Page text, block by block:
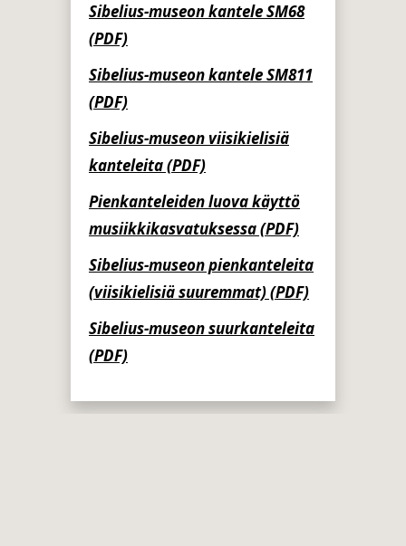
Sibelius-museon kantele SM68
(PDF)
Sibelius-museon kantele SM811
(PDF)
Sibelius-museon viisikielisiä
kanteleita (PDF)
Pienkanteleiden luova käyttö
musiikkikasvatuksessa (PDF)
Sibelius-museon pienkanteleita
(viisikielisiä suuremmat) (PDF)
Sibelius-museon suurkanteleita
(PDF)